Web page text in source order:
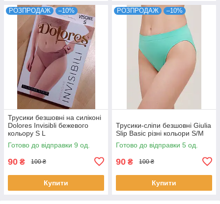
РОЗПРОДАЖ –10%
Трусики безшовні на силіконі
Dolores Invisibli бежевого
кольору S L
Готово до відправки 9 од.
90 ₴ 100 ₴
Купити
РОЗПРОДАЖ –10%
Трусики-сліпи безшовні Giulia
Slip Basic різні кольори S/M
Готово до відправки 5 од.
90 ₴ 100 ₴
Купити